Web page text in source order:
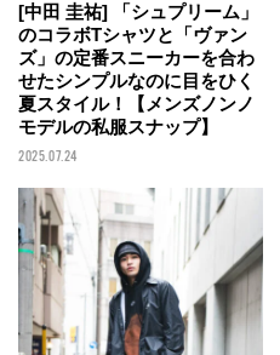
[中田 圭祐] 「シュプリーム」
のコラボTシャツと「ヴァン
ズ」の定番スニーカーを合わ
せたシンプルなのに目をひく
夏スタイル！【メンズノンノ
モデルの私服スナップ】
2025.07.24